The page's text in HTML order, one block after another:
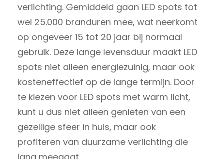
verlichting. Gemiddeld gaan LED spots tot
wel 25.000 branduren mee, wat neerkomt
op ongeveer 15 tot 20 jaar bij normaal
gebruik. Deze lange levensduur maakt LED
spots niet alleen energiezuinig, maar ook
kosteneffectief op de lange termijn. Door
te kiezen voor LED spots met warm licht,
kunt u dus niet alleen genieten van een
gezellige sfeer in huis, maar ook
profiteren van duurzame verlichting die